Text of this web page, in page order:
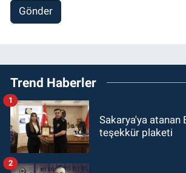
Gönder
Trend Haberler
Sakarya'ya atanan
teşekkür plaketi
1
2